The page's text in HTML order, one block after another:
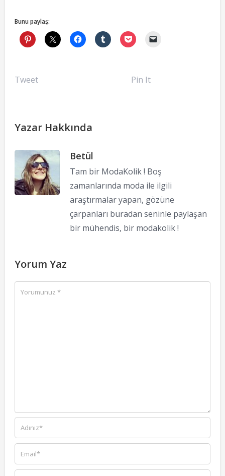
Bunu paylaş:
Tweet Pin It
Yazar Hakkında
Betül
Tam bir ModaKolik ! Boş
zamanlarında moda ile ilgili
araştırmalar yapan, gözüne
çarpanları buradan seninle paylaşan
bir mühendis, bir modakolik !
Yorum Yaz